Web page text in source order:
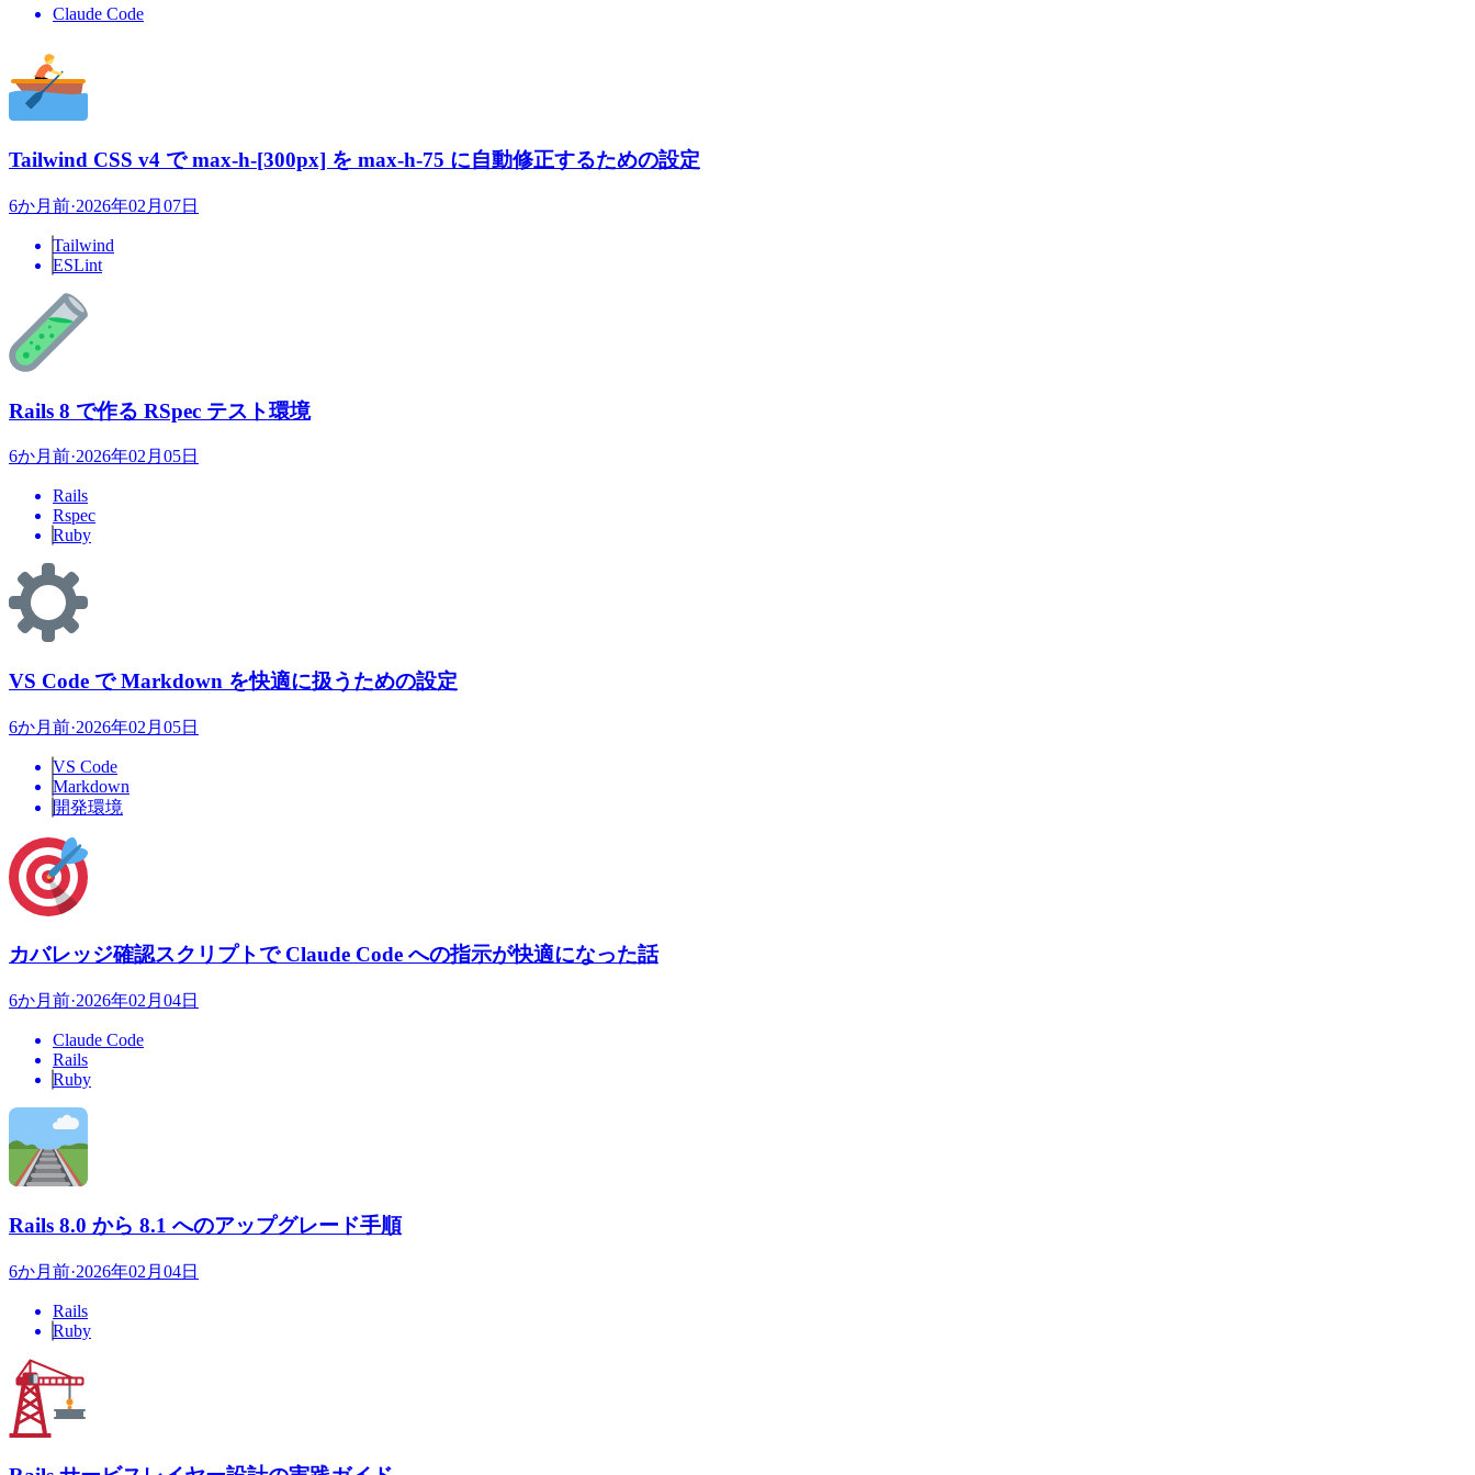
Claude Code
Tailwind CSS v4 で max-h-[300px] を max-h-75 に自動修正するための設定
6か月前·2026年02月07日
Tailwind
ESLint
Rails 8 で作る RSpec テスト環境
6か月前·2026年02月05日
Rails
Rspec
Ruby
VS Code で Markdown を快適に扱うための設定
6か月前·2026年02月05日
VS Code
Markdown
開発環境
カバレッジ確認スクリプトで Claude Code への指示が快適になった話
6か月前·2026年02月04日
Claude Code
Rails
Ruby
Rails 8.0 から 8.1 へのアップグレード手順
6か月前·2026年02月04日
Rails
Ruby